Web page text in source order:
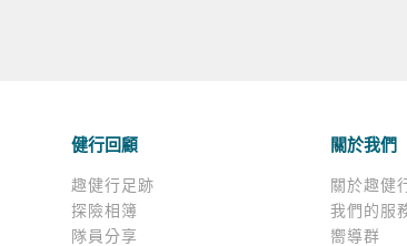
健行回顧
趣健行足跡
探險相簿
隊員分享
關於我們
關於趣健
我們的服
嚮導群